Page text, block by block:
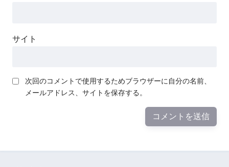
サイト
次回のコメントで使用するためブラウザーに自分の名前、
メールアドレス、サイトを保存する。